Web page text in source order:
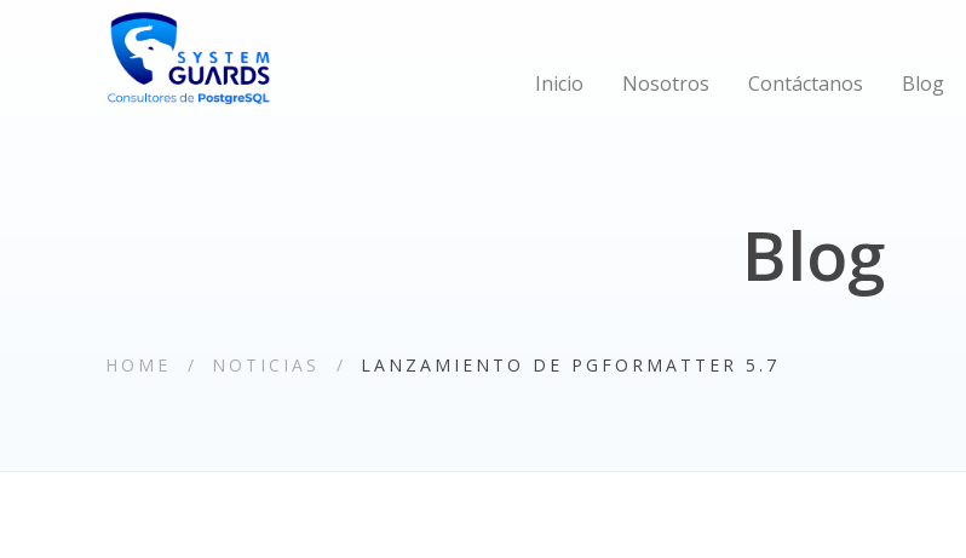
Inicio Nosotros Contáctanos Blog
Blog
HOME NOTICIAS LANZAMIENTO DE PGFORMATTER 5.7